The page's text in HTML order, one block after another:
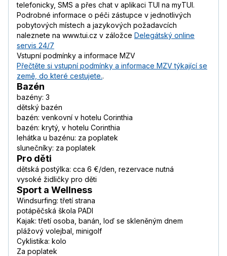
telefonicky, SMS a přes chat v aplikaci TUI na myTUI.
Podrobné informace o péči zástupce v jednotlivých
pobytových místech a jazykových požadavcích
naleznete na www.tui.cz v záložce Delegátský online
servis 24/7
Vstupní podmínky a informace MZV
Přečtěte si vstupní podmínky a informace MZV týkající se
země, do které cestujete..
Bazén
bazény: 3
dětský bazén
bazén: venkovní v hotelu Corinthia
bazén: krytý, v hotelu Corinthia
lehátka u bazénu: za poplatek
slunečníky: za poplatek
Pro děti
dětská postýlka: cca 6 €/den, rezervace nutná
vysoké židličky pro děti
Sport a Wellness
Windsurfing: třetí strana
potápěčská škola PADI
Kajak: třetí osoba, banán, loď se skleněným dnem
plážový volejbal, minigolf
Cyklistika: kolo
Za poplatek